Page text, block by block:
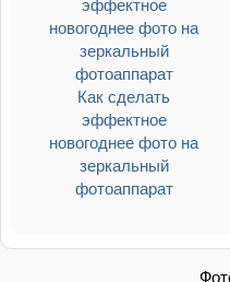
Как сделать
эффектное
новогоднее фото на
зеркальный
фотоаппарат